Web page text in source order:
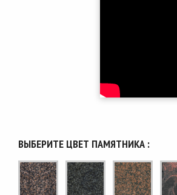
ВЫБЕРИТЕ ЦВЕТ ПАМЯТНИКА :